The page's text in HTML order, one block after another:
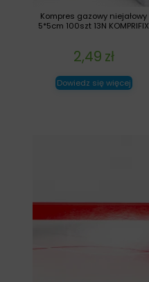
Kompres gazowy niejałowy
5*5cm 100szt 13N KOMPRIFIX
2,49 zł
Dowiedz się więcej